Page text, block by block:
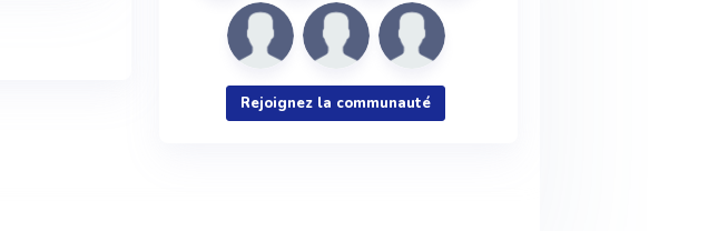
Rejoignez la communauté